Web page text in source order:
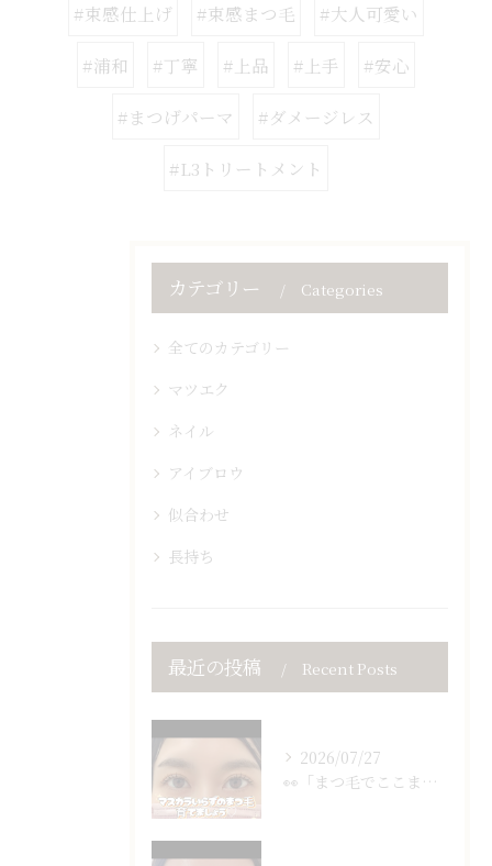
#束感仕上げ #束感まつ毛 #大人可愛い
#浦和 #丁寧 #上品 #上手 #安心
#まつげパーマ #ダメージレス
#L3トリートメント
カテゴリー Categories
全てのカテゴリー
マツエク
ネイル
アイブロウ
似合わせ
長持ち
最近の投稿 Recent Posts
2026/07/27
👀「まつ毛でここまで変わる？」